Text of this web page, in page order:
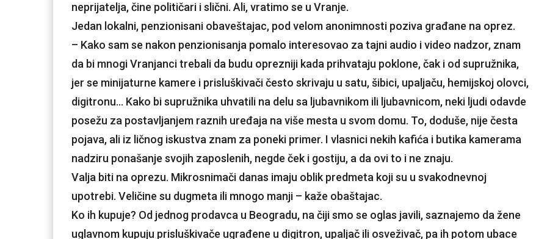
neprijatelja, čine političari i slični. Ali, vratimo se u Vranje.
Jedan lokalni, penzionisani obaveštajac, pod velom anonimnosti poziva građane na oprez.
– Kako sam se nakon penzionisanja pomalo interesovao za tajni audio i video nadzor, znam
da bi mnogi Vranjanci trebali da budu oprezniji kada prihvataju poklone, čak i od supružnika,
jer se minijaturne kamere i prisluškivači često skrivaju u satu, šibici, upaljaču, hemijskoj olovci,
digitronu… Kako bi supružnika uhvatili na delu sa ljubavnikom ili ljubavnicom, neki ljudi odavde
posežu za postavljanjem raznih uređaja na više mesta u svom domu. To, doduše, nije česta
pojava, ali iz ličnog iskustva znam za poneki primer. I vlasnici nekih kafića i butika kamerama
nadziru ponašanje svojih zaposlenih, negde ček i gostiju, a da ovi to i ne znaju.
Valja biti na oprezu. Mikrosnimači danas imaju oblik predmeta koji su u svakodnevnoj
upotrebi. Veličine su dugmeta ili mnogo manji – kaže obaštajac.
Ko ih kupuje? Od jednog prodavca u Beogradu, na čiji smo se oglas javili, saznajemo da žene
uglavnom kupuju prisluškivače ugrađene u digitron, upaljač ili osveživač, pa ih potom ubace